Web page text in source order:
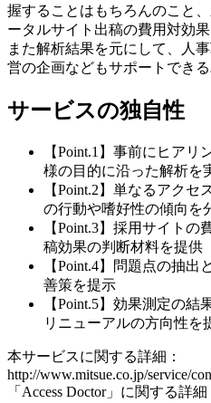
握することはもちろんのこと
ータルサイト出稿の費用対効
また解析結果を元にして、人
営の企画などもサポートでき
サービスの独自性
【Point.1】事前にヒア
様の目的に沿った解析を
【Point.2】単なるアク
の行動や嗜好性の傾向を
【Point.3】採用サイト
稿効果の判断材料を提供
【Point.4】問題点の抽
善策を提示
【Point.5】効果測定の結
リニューアルの方向性を
本サービスに関する詳細：
http://www.mitsue.co.jp/service/
「Access Doctor」に関する詳細